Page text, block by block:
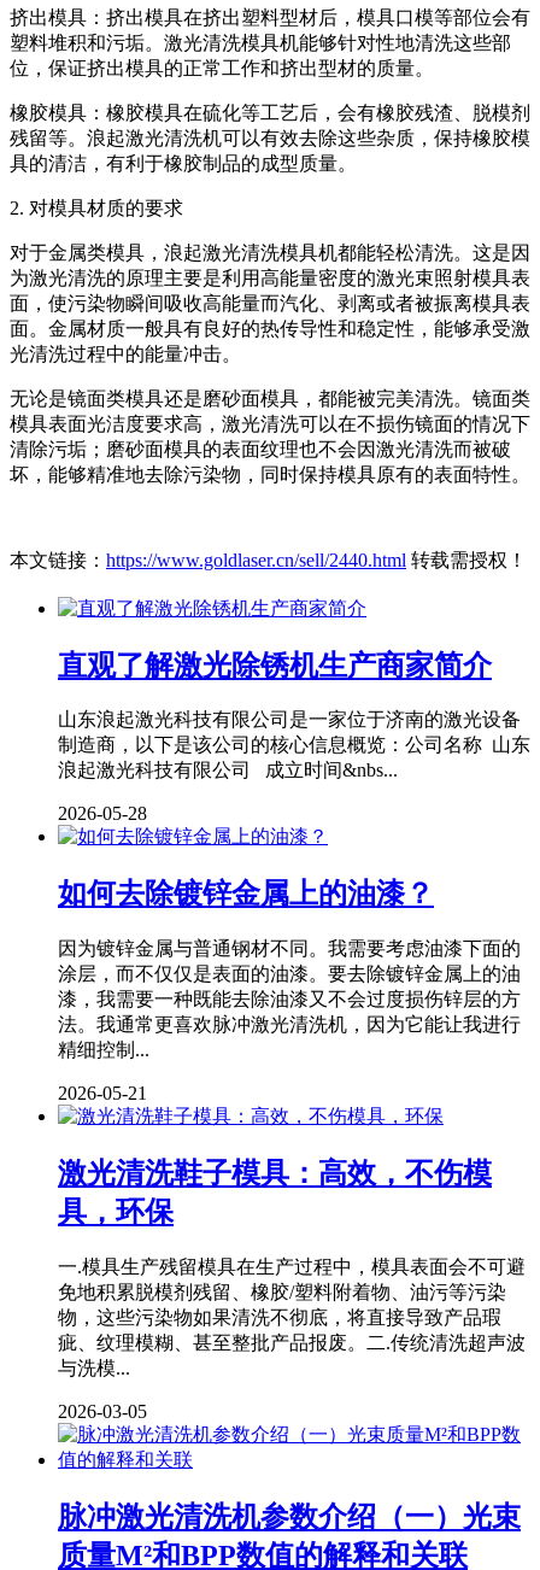
挤出模具：挤出模具在挤出塑料型材后，模具口模等部位会有
塑料堆积和污垢。激光清洗模具机能够针对性地清洗这些部
位，保证挤出模具的正常工作和挤出型材的质量。
橡胶模具：橡胶模具在硫化等工艺后，会有橡胶残渣、脱模剂
残留等。浪起激光清洗机可以有效去除这些杂质，保持橡胶模
具的清洁，有利于橡胶制品的成型质量。
2. 对模具材质的要求
对于金属类模具，浪起激光清洗模具机都能轻松清洗。这是因
为激光清洗的原理主要是利用高能量密度的激光束照射模具表
面，使污染物瞬间吸收高能量而汽化、剥离或者被振离模具表
面。金属材质一般具有良好的热传导性和稳定性，能够承受激
光清洗过程中的能量冲击。
无论是镜面类模具还是磨砂面模具，都能被完美清洗。镜面类
模具表面光洁度要求高，激光清洗可以在不损伤镜面的情况下
清除污垢；磨砂面模具的表面纹理也不会因激光清洗而被破
坏，能够精准地去除污染物，同时保持模具原有的表面特性。
本文链接： https://www.goldlaser.cn/sell/2440.html 转载需授权！
直观了解激光除锈机生产商家简介
山东浪起激光科技有限公司是一家位于济南的激光设备
制造商，以下是该公司的核心信息概览：公司名称 山东
浪起激光科技有限公司 成立时间&nbs...
2026-05-28
如何去除镀锌金属上的油漆？
因为镀锌金属与普通钢材不同。我需要考虑油漆下面的
涂层，而不仅仅是表面的油漆。要去除镀锌金属上的油
漆，我需要一种既能去除油漆又不会过度损伤锌层的方
法。我通常更喜欢脉冲激光清洗机，因为它能让我进行
精细控制...
2026-05-21
激光清洗鞋子模具：高效，不伤模
具，环保
一.模具生产残留模具在生产过程中，模具表面会不可避
免地积累脱模剂残留、橡胶/塑料附着物、油污等污染
物，这些污染物如果清洗不彻底，将直接导致产品瑕
疵、纹理模糊、甚至整批产品报废。二.传统清洗超声波
与洗模...
2026-03-05
脉冲激光清洗机参数介绍（一）光束
质量M²和BPP数值的解释和关联